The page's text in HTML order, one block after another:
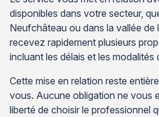
disponibles dans votre secteur,
Neufchâteau ou dans la vallée de
recevez rapidement plusieurs
incluant les délais et les modalités
Cette mise en relation reste
vous. Aucune obligation ne vous
liberté de choisir le professionnel